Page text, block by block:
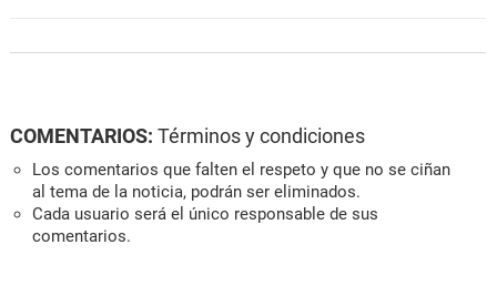
COMENTARIOS: Términos y condiciones
Los comentarios que falten el respeto y que no se ciñan
al tema de la noticia, podrán ser eliminados.
Cada usuario será el único responsable de sus
comentarios.